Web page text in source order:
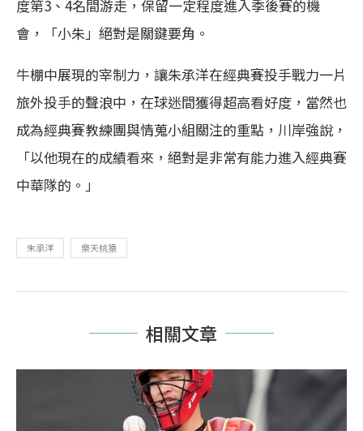
度第3、4名間游走，保留一定程度進入季後賽的機
會，「小朱」絕對是關鍵要角。
牛棚中展現的宰制力，讓朱承洋在經典賽投手戰力一片
旅外投手的聲浪中，在球迷間獲得超高看好度，當然也
成為經典賽教練團與情蒐小組關注的重點，川岸強說，
「以他現在的成績看來，絕對是非常有能力進入經典賽
中華隊的。」
朱承洋 樂天桃猿
相關文章